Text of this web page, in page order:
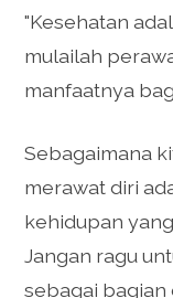
"Kesehatan
mulailah
manfaatnya
Sebagaimana
merawat diri
kehidupan
Jangan ragu
sebagai bagian